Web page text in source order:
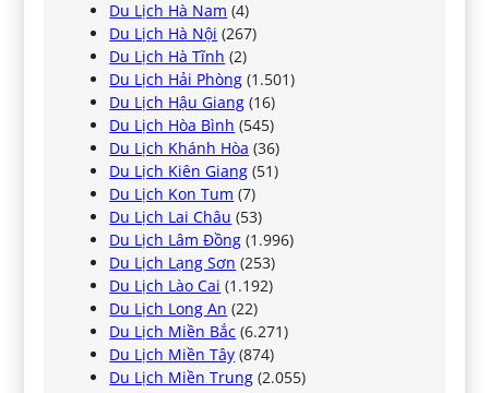
Du Lịch Hà Nam (4)
Du Lịch Hà Nội (267)
Du Lịch Hà Tĩnh (2)
Du Lịch Hải Phòng (1.501)
Du Lịch Hậu Giang (16)
Du Lịch Hòa Bình (545)
Du Lịch Khánh Hòa (36)
Du Lịch Kiên Giang (51)
Du Lịch Kon Tum (7)
Du Lịch Lai Châu (53)
Du Lịch Lâm Đồng (1.996)
Du Lịch Lạng Sơn (253)
Du Lịch Lào Cai (1.192)
Du Lịch Long An (22)
Du Lịch Miền Bắc (6.271)
Du Lịch Miền Tây (874)
Du Lịch Miền Trung (2.055)